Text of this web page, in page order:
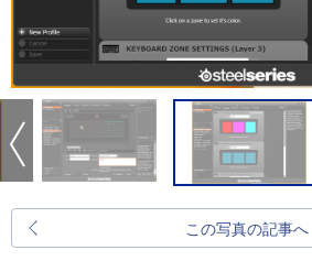
この写真の記事へ